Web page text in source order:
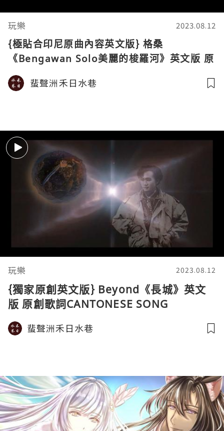
玩樂 2023.08.12
{極貼合印尼原曲內容英文版} 格桑
《Bengawan Solo美麗的梭羅河》英文版 原
創歌詞 INDONESIA FOLK SONG ENGLISH
VERSION 姜文電影 太陽照常升起插曲
蜚聲洲禾日水巷
玩樂 2023.08.12
{獨家原創英文版} Beyond《長城》英文
版 原創歌詞CANTONESE SONG
ENGLISH VERSION The Great Wall
蜚聲洲禾日水巷